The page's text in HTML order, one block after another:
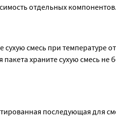
развести 7 мерных ложек
и ароматизаторов.
отдельных компонентов.
сухую смесь при температуре
храните сухую смесь
последующая для